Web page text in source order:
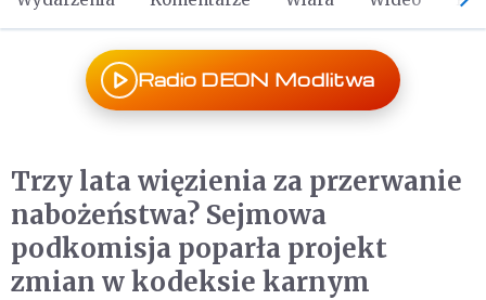
Radio DEON Modlitwa
Trzy lata więzienia za przerwanie
nabożeństwa? Sejmowa
podkomisja poparła projekt
zmian w kodeksie karnym